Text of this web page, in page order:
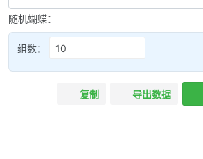
随机蝴蝶：
组数：
复制 导出数据